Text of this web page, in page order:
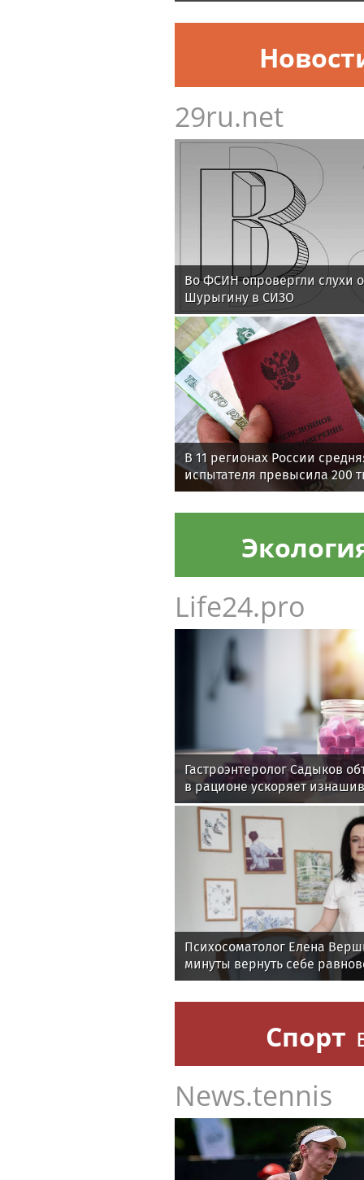
29ru.net
Во ФСИН опровергли слухи
Шурыгину в СИЗО
В 11 регионах России
испытателя превысила 200
Life24.pro
Гастроэнтеролог Садыков
в рационе ускоряет
Психосоматолог Елена
минуты вернуть себе
Спорт
News.tennis